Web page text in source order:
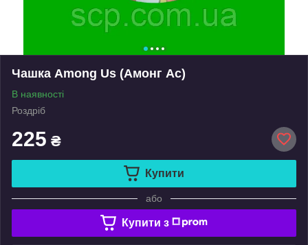
Чашка Among Us (Амонг Ас)
В наявності
Роздріб
225 ₴
Купити
або
Купити з